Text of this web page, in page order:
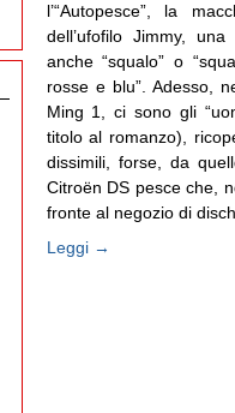
l’“Autopesce”, la
dell’ufofilo Jimmy,
anche “squalo” o
rosse e blu”. Adesso,
Ming 1, ci sono gli
titolo al romanzo),
dissimili, forse, da
Citroën DS pesce che,
fronte al negozio di
Leggi →